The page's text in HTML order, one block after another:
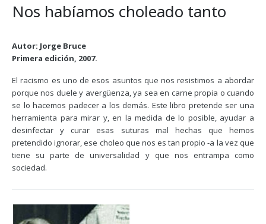
Nos habíamos choleado tanto
Autor: Jorge Bruce
Primera edición, 2007.
El racismo es uno de esos asuntos que nos resistimos a abordar
porque nos duele y avergüenza, ya sea en carne propia o cuando
se lo hacemos padecer a los demás. Este libro pretende ser una
herramienta para mirar y, en la medida de lo posible, ayudar a
desinfectar y curar esas suturas mal hechas que hemos
pretendido ignorar, ese choleo que nos es tan propio -a la vez que
tiene su parte de universalidad­ y que nos entrampa como
sociedad.